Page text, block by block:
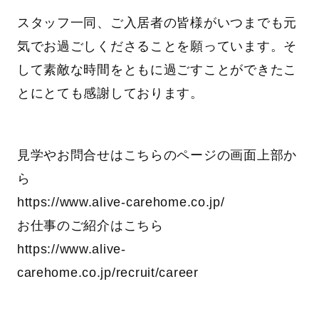
スタッフ一同、ご入居者の皆様がいつまでも元
気でお過ごしくださることを願っています。そ
して素敵な時間をともに過ごすことができたこ
とにとても感謝しております。
見学やお問合せはこちらのページの画面上部か
ら
https://www.alive-carehome.co.jp/
お仕事のご紹介はこちら
https://www.alive-
carehome.co.jp/recruit/career